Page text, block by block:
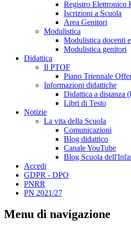
Registro Elettronico
Iscrizioni a Scuola
Area Genitori
Modulistica
Modulistica docenti
Modulistica genitori
Didattica
Il PTOF
Piano Triennale
Informazioni didattiche
Didattica a distanza
Libri di Testo
Notizie
La vita della Scuola
Comunicazioni
Blog didattico
Canale YouTube
Blog Scuola
Accedi
GDPR - DPO
PNRR
PN 2021/27
Menu di navigazione